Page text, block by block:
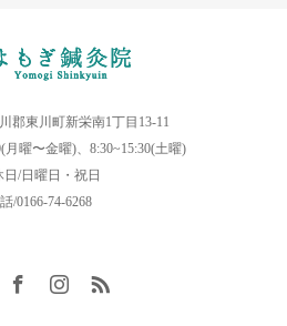
郡東川町新栄南1丁目13-11
月曜〜金曜)、8:30~15:30(土曜)
日/日曜日・祝日
/0166-74-6268